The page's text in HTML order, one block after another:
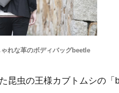
れな革のボディバッグbeetle
昆虫の王様カブトムシの「